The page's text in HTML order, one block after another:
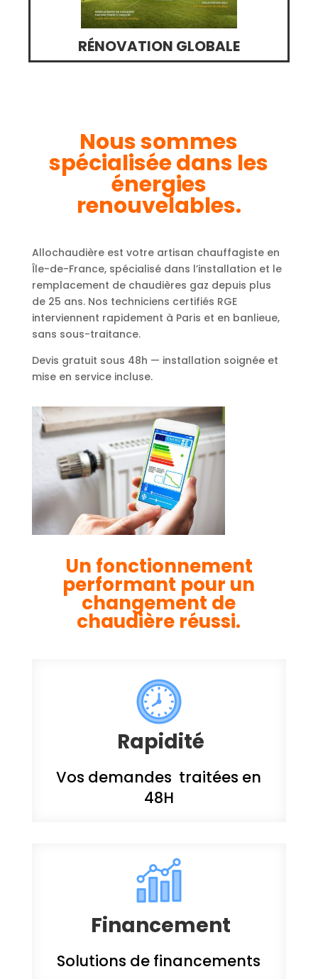
RÉNOVATION GLOBALE
Nous sommes
spécialisée dans les
énergies
renouvelables.
Allochaudière est votre artisan chauffagiste en
Île-de-France, spécialisé dans l’installation et le
remplacement de chaudières gaz depuis plus
de 25 ans. Nos techniciens certifiés RGE
interviennent rapidement à Paris et en banlieue,
sans sous-traitance.
Devis gratuit sous 48h — installation soignée et
mise en service incluse.
Un fonctionnement
performant pour un
changement de
chaudière réussi.
Rapidité
Vos demandes traitées en
48H
Financement
Solutions de financements